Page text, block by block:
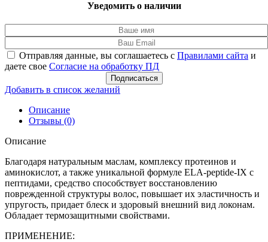
Уведомить о наличии
Отправляя данные, вы соглашаетесь с Правилами сайта и
даете свое Согласие на обработку ПД
Подписаться
Добавить в список желаний
Описание
Отзывы (0)
Описание
Благодаря натуральным маслам, комплексу протеинов и
аминокислот, а также уникальной формуле ELA-peptide-IX с
пептидами, средство способствует восстановлению
поврежденной структуры волос, повышает их эластичность и
упругость, придает блеск и здоровый внешний вид локонам.
Обладает термозащитными свойствами.
ПРИМЕНЕНИЕ: